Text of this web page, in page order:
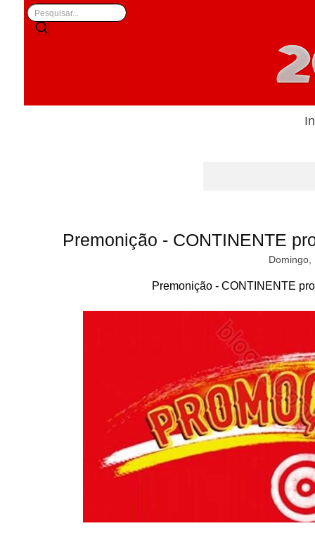
Premonição - CONTINENTE
Domingo,
Premonição - CONTINENTE